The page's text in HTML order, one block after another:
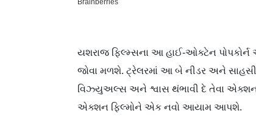
યશરાજ ફિલ્મ્સના આ હાઈ-ઓક્ટેન પોપકોર્ન
જોવા મળશે. ટ્રેલરમાં આ બે નીડર અને
વિઝ્યુઅલ્સ અને શ્વાસ થંભાવી દે તેવા એક્શન
એક્શન ફિલ્મોને એક નવો આયામ આપશે.